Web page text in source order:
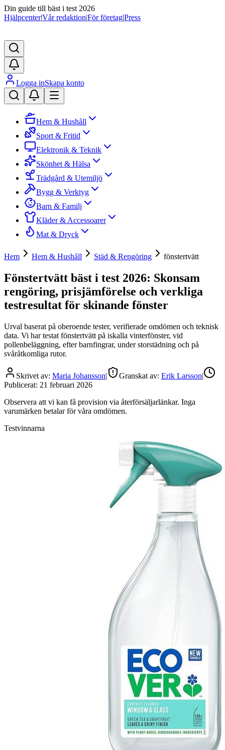
Din guide till bäst i test 2026
Hjälpcenter|Vår redaktion|För företag|Press
Logga inSkapa konto
Hem & Hushåll
Sport & Fritid
Elektronik & Teknik
Skönhet & Hälsa
Trädgård & Utemiljö
Bygg & Verktyg
Barn & Familj
Kläder & Accessoarer
Mat & Dryck
Hem Hem & Hushåll Städ & Rengöring fönstertvätt
Fönstertvätt bäst i test 2026: Skonsam
rengöring, prisjämförelse och verkliga
testresultat för skinande fönster
Urval baserat på oberoende tester, verifierade omdömen och teknisk
data. Vi har testat fönstertvätt på iskalla vinterfönster, vid
pollenbeläggning, efter barnfingrar, under storstädning och på
svåråtkomliga rutor.
Skrivet av: Maria Johansson| Granskat av: Erik Larsson|
Publicerat: 21 februari 2026
Observera att vi kan få provision via återförsäljarlänkar. Inga
varumärken betalar för våra omdömen.
Testvinnarna